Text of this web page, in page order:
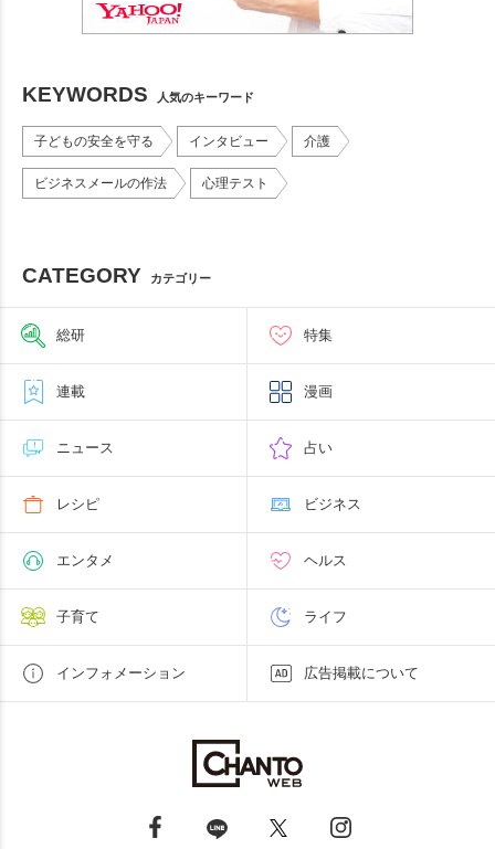
KEYWORDS 人気のキーワード
子どもの安全を守る インタビュー 介護
ビジネスメールの作法 心理テスト
CATEGORY カテゴリー
総研 特集
連載 漫画
ニュース 占い
レシピ ビジネス
エンタメ ヘルス
子育て ライフ
インフォメーション 広告掲載について